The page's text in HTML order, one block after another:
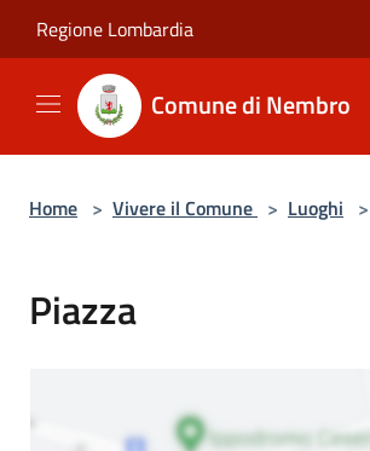
Regione Lombardia
Comune di Nembro
Home > Vivere il Comune > Luoghi >
Piazza